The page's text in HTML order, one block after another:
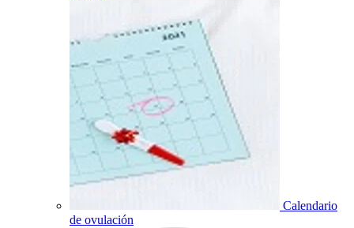
Calendario
de ovulación